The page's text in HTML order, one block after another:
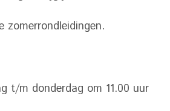
zomerrondleidingen.
t/m donderdag om 11.00 uur